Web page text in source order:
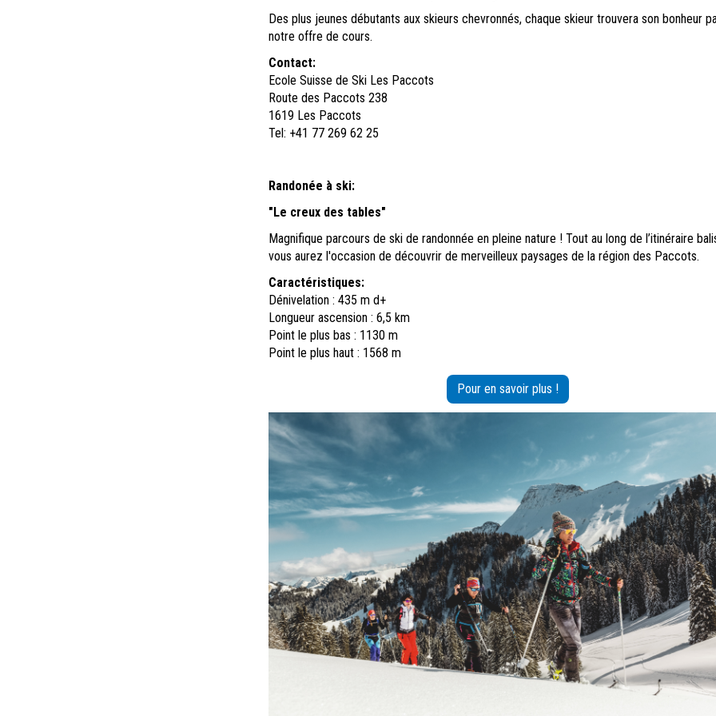
Des plus jeunes débutants aux skieurs chevronnés, chaque skieur trouvera son bonheur
notre offre de cours.
Contact:
Ecole Suisse de Ski Les Paccots
Route des Paccots 238
1619 Les Paccots
Tel: +41 77 269 62 25
Randonée à ski:
"Le creux des tables"
Magnifique parcours de ski de randonnée en pleine nature ! Tout au long de l’itinéraire
vous aurez l'occasion de découvrir de merveilleux paysages de la région des Paccots.
Caractéristiques:
Dénivelation : 435 m d+
Longueur ascension : 6,5 km
Point le plus bas : 1130 m
Point le plus haut : 1568 m
Pour en savoir plus !